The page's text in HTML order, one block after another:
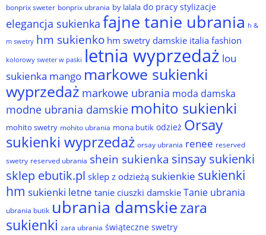
bonprix sweter bonprix ubrania by lalala do pracy stylizacje
elegancja sukienka fajne tanie ubrania h &
m swetry hm sukienko hm swetry damskie italia fashion
kolorowy sweter w paski letnia wyprzedaż lou
sukienka mango markowe sukienki
wyprzedaż markowe ubrania moda damska
modne ubrania damskie mohito sukienki
mohito swetry mohito ubrania mona butik odzież Orsay
sukienki wyprzedaż orsay ubrania renee reserved
swetry reserved ubrania shein sukienka sinsay sukienki
sklep ebutik.pl sklep z odzieżą sukienkie sukienki
hm sukienki letne tanie ciuszki damskie Tanie ubrania
ubrania butik ubrania damskiezara
sukienki zara ubrania świąteczne swetry